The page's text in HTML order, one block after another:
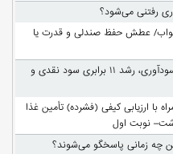
رفتنی می‌شود؟
عطش حفظ صندلی و قدرت یا
پترول با دست پر به مجمع آمد؛ جهش سودآوری، رشد ۱۱ برابری سود نقدی و
با ارزیابی کیفی (فشرده) تأمین غذا
نوبت اول
چه زمانی پاسخگو می‌شوند؟